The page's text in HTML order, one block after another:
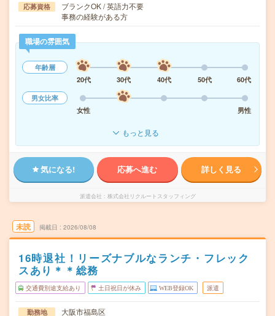
応募資格
ブランクOK / 英語力不要
事務の経験がある方
職場の雰囲気
年齢層
20代
30代 40代 50代
60代
男女比率
女性
男性
もっと見る
気になる! 応募へ進む 詳しく見る
派遣会社 株式会社リクルートスタッフィング
未読 掲載日 2026/08/08
16時退社！リーズナブルなランチ・フレック
スあり＊＊総務
交通費別途支給あり 土日祝日が休み WEB登録OK 派遣
勤務地
大阪市福島区